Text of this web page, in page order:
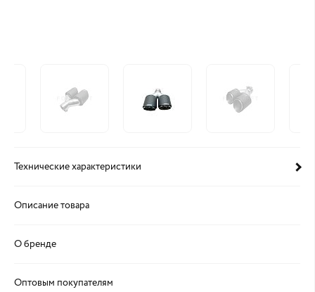
Технические характеристики
Описание товара
О бренде
Оптовым покупателям